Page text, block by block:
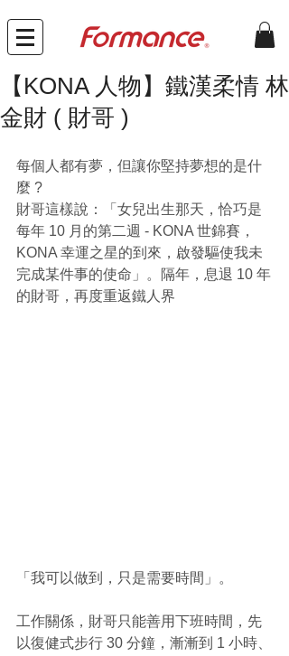
【KONA 人物】鐵漢柔情 林
金財 ( 財哥 )
每個人都有夢，但讓你堅持夢想的是什
麼 ?
財哥這樣說：「女兒出生那天，恰巧是
每年 10 月的第二週 - KONA 世錦賽，
KONA 幸運之星的到來，啟發驅使我未
完成某件事的使命」。隔年，息退 10 年
的財哥，再度重返鐵人界
「我可以做到，只是需要時間」。
工作關係，財哥只能善用下班時間，先
以復健式步行 30 分鐘，漸漸到 1 小時、